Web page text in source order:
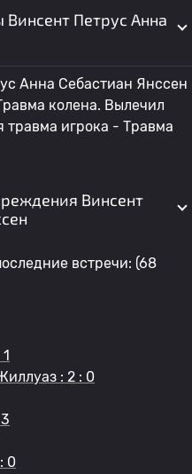
Винсент Петрус Анна
Анна Себастиан Янссен
колена. Вылечил
травма игрока - Травма
Винсент
встречи: (68
: 2 : 0
0